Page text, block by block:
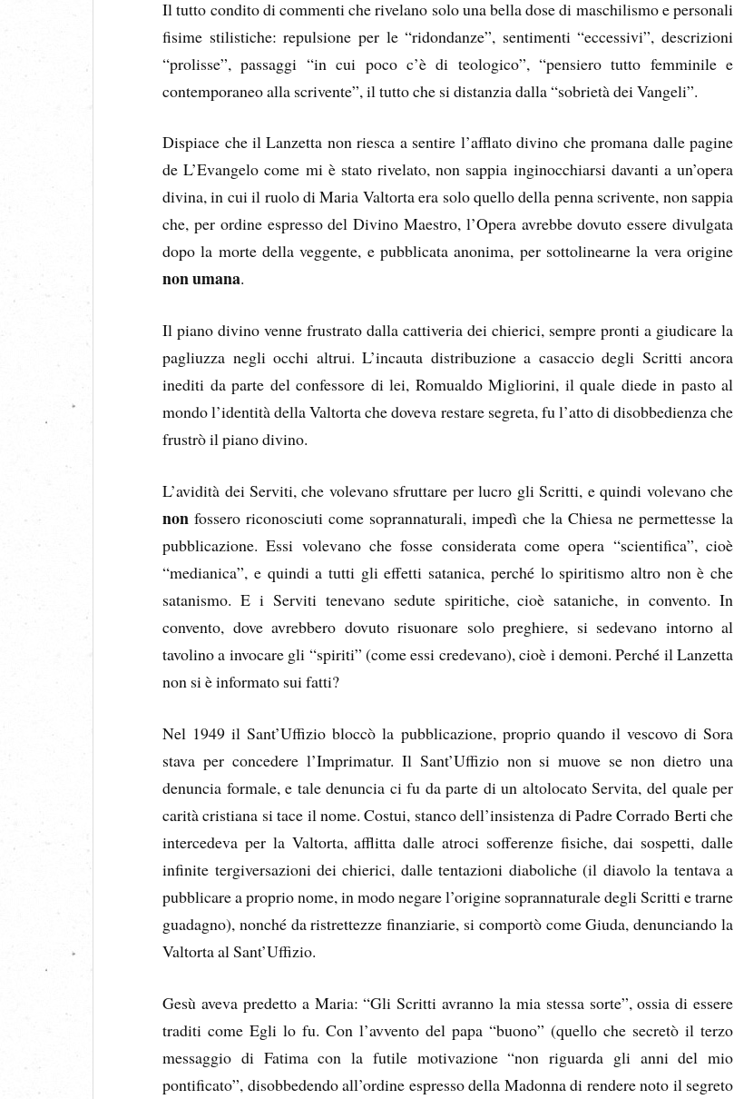
Il tutto condito di commenti che rivelano solo una bella dose di maschilismo e personali
fisime stilistiche: repulsione per le “ridondanze”, sentimenti “eccessivi”, descrizioni
“prolisse”, passaggi “in cui poco c’è di teologico”, “pensiero tutto femminile e
contemporaneo alla scrivente”, il tutto che si distanzia dalla “sobrietà dei Vangeli”.
Dispiace che il Lanzetta non riesca a sentire l’afflato divino che promana dalle pagine
de L’Evangelo come mi è stato rivelato, non sappia inginocchiarsi davanti a un’opera
divina, in cui il ruolo di Maria Valtorta era solo quello della penna scrivente, non sappia
che, per ordine espresso del Divino Maestro, l’Opera avrebbe dovuto essere divulgata
dopo la morte della veggente, e pubblicata anonima, per sottolinearne la vera origine
non umana.
Il piano divino venne frustrato dalla cattiveria dei chierici, sempre pronti a giudicare la
pagliuzza negli occhi altrui. L’incauta distribuzione a casaccio degli Scritti ancora
inediti da parte del confessore di lei, Romualdo Migliorini, il quale diede in pasto al
mondo l’identità della Valtorta che doveva restare segreta, fu l’atto di disobbedienza che
frustrò il piano divino.
L’avidità dei Serviti, che volevano sfruttare per lucro gli Scritti, e quindi volevano che
non fossero riconosciuti come soprannaturali, impedì che la Chiesa ne permettesse la
pubblicazione. Essi volevano che fosse considerata come opera “scientifica”, cioè
“medianica”, e quindi a tutti gli effetti satanica, perché lo spiritismo altro non è che
satanismo. E i Serviti tenevano sedute spiritiche, cioè sataniche, in convento. In
convento, dove avrebbero dovuto risuonare solo preghiere, si sedevano intorno al
tavolino a invocare gli “spiriti” (come essi credevano), cioè i demoni. Perché il Lanzetta
non si è informato sui fatti?
Nel 1949 il Sant’Uffizio bloccò la pubblicazione, proprio quando il vescovo di Sora
stava per concedere l’Imprimatur. Il Sant’Uffizio non si muove se non dietro una
denuncia formale, e tale denuncia ci fu da parte di un altolocato Servita, del quale per
carità cristiana si tace il nome. Costui, stanco dell’insistenza di Padre Corrado Berti che
intercedeva per la Valtorta, afflitta dalle atroci sofferenze fisiche, dai sospetti, dalle
infinite tergiversazioni dei chierici, dalle tentazioni diaboliche (il diavolo la tentava a
pubblicare a proprio nome, in modo negare l’origine soprannaturale degli Scritti e trarne
guadagno), nonché da ristrettezze finanziarie, si comportò come Giuda, denunciando la
Valtorta al Sant’Uffizio.
Gesù aveva predetto a Maria: “Gli Scritti avranno la mia stessa sorte”, ossia di essere
traditi come Egli lo fu. Con l’avvento del papa “buono” (quello che secretò il terzo
messaggio di Fatima con la futile motivazione “non riguarda gli anni del mio
pontificato”, disobbedendo all’ordine espresso della Madonna di rendere noto il segreto